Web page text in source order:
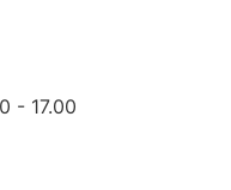
- 17.00